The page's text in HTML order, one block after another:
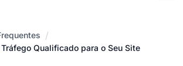
/
Qualificado para o Seu Site